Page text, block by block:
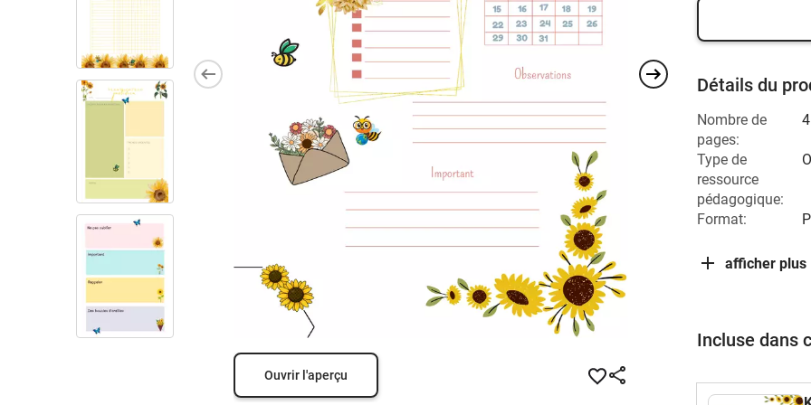
Ouvrir l'aperçu
Détails du
Nombre de
pages:
Type de
ressource
pédagogique:
Format:
afficher plus
Incluse dans